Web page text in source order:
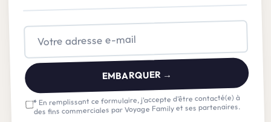
EMBARQUER →
*En remplissant ce formulaire, j’accepte d’être contacté(e) à
des fins commerciales par Voyage Family et ses partenaires.